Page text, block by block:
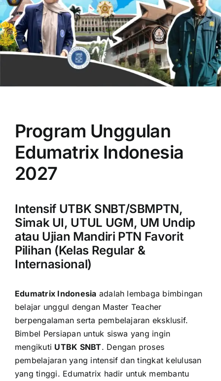
OUR PROGRAM
CONTACT US
Program Unggulan
Edumatrix Indonesia
2027
Intensif UTBK SNBT/SBMPTN,
Simak UI, UTUL UGM, UM Undip
atau Ujian Mandiri PTN Favorit
Pilihan (Kelas Regular &
Internasional)
Edumatrix Indonesia adalah lembaga bimbingan
belajar unggul dengan Master Teacher
berpengalaman serta pembelajaran eksklusif.
Bimbel Persiapan untuk siswa yang ingin
mengikuti UTBK SNBT. Dengan proses
pembelajaran yang intensif dan tingkat kelulusan
yang tinggi. Edumatrix hadir untuk membantu